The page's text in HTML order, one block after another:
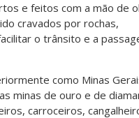
e feitos com a mão de
cravados por rochas,
o trânsito e a
como Minas
minas de ouro e de
carroceiros,